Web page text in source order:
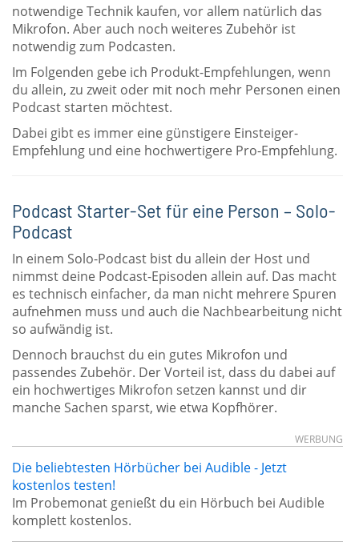
notwendige Technik kaufen, vor allem natürlich das
Mikrofon. Aber auch noch weiteres Zubehör ist
notwendig zum Podcasten.
Im Folgenden gebe ich Produkt-Empfehlungen, wenn
du allein, zu zweit oder mit noch mehr Personen einen
Podcast starten möchtest.
Dabei gibt es immer eine günstigere Einsteiger-
Empfehlung und eine hochwertigere Pro-Empfehlung.
Podcast Starter-Set für eine Person – Solo-
Podcast
In einem Solo-Podcast bist du allein der Host und
nimmst deine Podcast-Episoden allein auf. Das macht
es technisch einfacher, da man nicht mehrere Spuren
aufnehmen muss und auch die Nachbearbeitung nicht
so aufwändig ist.
Dennoch brauchst du ein gutes Mikrofon und
passendes Zubehör. Der Vorteil ist, dass du dabei auf
ein hochwertiges Mikrofon setzen kannst und dir
manche Sachen sparst, wie etwa Kopfhörer.
WERBUNG
Die beliebtesten Hörbücher bei Audible - Jetzt
kostenlos testen!
Im Probemonat genießt du ein Hörbuch bei Audible
komplett kostenlos.